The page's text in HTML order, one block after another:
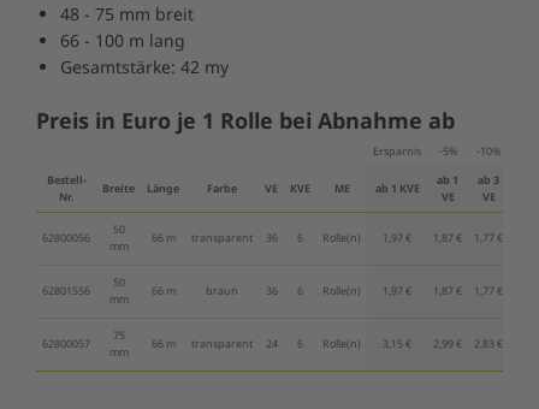
48 - 75 mm breit
66 - 100 m lang
Gesamtstärke: 42 my
Preis in Euro je 1 Rolle bei Abnahme ab
Ersparnis -5% -10%
Bestell-
Nr.
Breite Länge Farbe VE KVE ME ab 1 KVE
ab 1
VE
ab 3
VE
62800056
50
mm
66 m transparent 36 6 Rolle(n) 1,97 € 1,87 € 1,77 €
62801556
50
mm
66 m braun 36 6 Rolle(n) 1,97 € 1,87 € 1,77 €
62800057
75
mm
66 m transparent 24 6 Rolle(n) 3,15 € 2,99 € 2,83 €